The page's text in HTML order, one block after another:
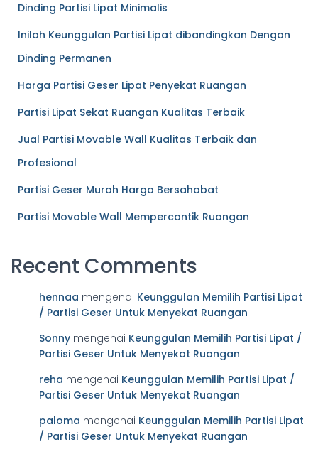
Dinding Partisi Lipat Minimalis
Inilah Keunggulan Partisi Lipat dibandingkan Dengan
Dinding Permanen
Harga Partisi Geser Lipat Penyekat Ruangan
Partisi Lipat Sekat Ruangan Kualitas Terbaik
Jual Partisi Movable Wall Kualitas Terbaik dan
Profesional
Partisi Geser Murah Harga Bersahabat
Partisi Movable Wall Mempercantik Ruangan
Recent Comments
hennaa mengenai Keunggulan Memilih Partisi Lipat
/ Partisi Geser Untuk Menyekat Ruangan
Sonny mengenai Keunggulan Memilih Partisi Lipat /
Partisi Geser Untuk Menyekat Ruangan
reha mengenai Keunggulan Memilih Partisi Lipat /
Partisi Geser Untuk Menyekat Ruangan
paloma mengenai Keunggulan Memilih Partisi Lipat
/ Partisi Geser Untuk Menyekat Ruangan